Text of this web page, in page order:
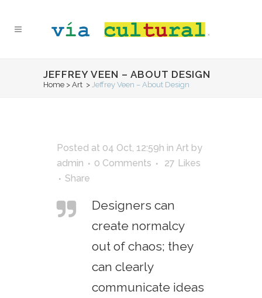
JEFFREY VEEN – ABOUT DESIGN
Home > Art > Jeffrey Veen – About Design
Posted at 04 Oct, 12:59h in Art by
admin
0 Comments 27 Likes
Share
Designers can
create normalcy
out of chaos; they
can clearly
communicate ideas